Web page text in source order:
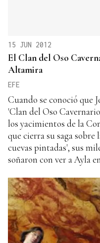
15 JUN 2012
El Clan del Oso
Altamira
EFE
Cuando se conoció que
'Clan del Oso
los yacimientos de la
que cierra su saga
cuevas pintadas', sus
soñaron con ver a Ayla